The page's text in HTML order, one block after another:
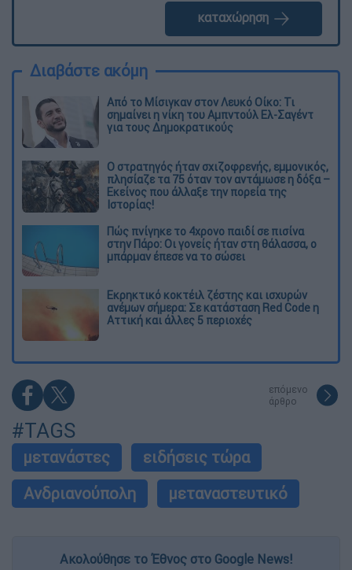
καταχώρηση
Διαβάστε ακόμη
Από το Μίσιγκαν στον Λευκό Οίκο: Τι
σημαίνει η νίκη του Αμπντούλ Ελ-Σαγέντ
για τους Δημοκρατικούς
O στρατηγός ήταν σχιζοφρενής, εμμονικός,
πλησίαζε τα 75 όταν τον αντάμωσε η δόξα –
Εκείνος που άλλαξε την πορεία της
Ιστορίας!
Πώς πνίγηκε το 4χρονο παιδί σε πισίνα
στην Πάρο: Οι γονείς ήταν στη θάλασσα, ο
μπάρμαν έπεσε να το σώσει
Εκρηκτικό κοκτέιλ ζέστης και ισχυρών
ανέμων σήμερα: Σε κατάσταση Red Code η
Αττική και άλλες 5 περιοχές
επόμενο
άρθρο
#TAGS
μετανάστες
ειδήσεις τώρα
Ανδριανούπολη
μεταναστευτικό
Ακολούθησε το Έθνος στο Google News!